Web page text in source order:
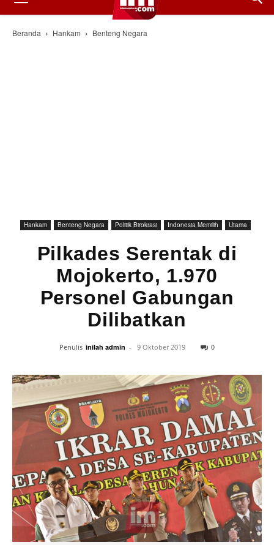
Beranda Hankam Benteng Negara
Hankam Benteng Negara Politik Birokrasi Indonesia Memilih Utama
Pilkades Serentak di
Mojokerto, 1.970
Personel Gabungan
Dilibatkan
Penulis inilah admin - 9 Oktober 2019 0